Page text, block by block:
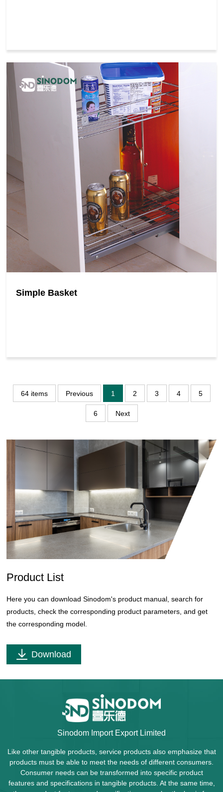
Simple Basket
64 items Previous 1 2 3 4 5
6 Next
Product List
Here you can download Sinodom's product manual, search for
products, check the corresponding product parameters, and get
the corresponding model.
Download
Sinodom Import Export Limited
Like other tangible products, service products also emphasize that
products must be able to meet the needs of different consumers.
Consumer needs can be transformed into specific product
features and specifications in tangible products. At the same time,